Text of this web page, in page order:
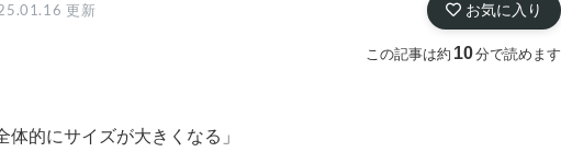
更新 お気に入り
この記事は約 10分で読めます
体的にサイズが大きくなる」